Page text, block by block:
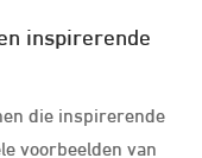
inspirerende
die inspirerende
voorbeelden van